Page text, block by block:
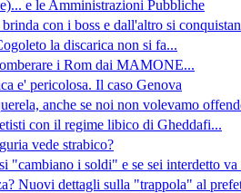
e le Amministrazioni Pubbliche
con i boss e dall'altro si
la discarica non si fa...
i Rom dai MAMONE...
e' pericolosa. Il caso Genova
anche se noi non volevamo
con il regime libico di Gheddafi...
vede strabico?
"cambiano i soldi" e se sei interdetto va
Nuovi dettagli sulla "trappola" al